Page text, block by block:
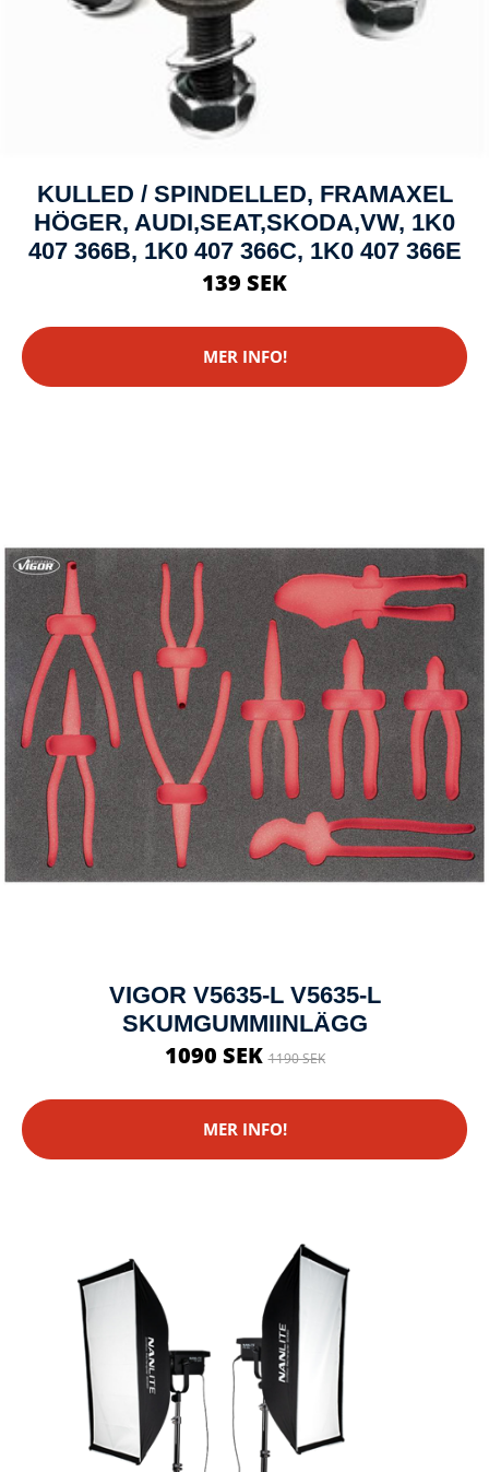
KULLED / SPINDELLED, FRAMAXEL
HÖGER, AUDI,SEAT,SKODA,VW, 1K0
407 366B, 1K0 407 366C, 1K0 407 366E
139 SEK
MER INFO!
VIGOR V5635-L V5635-L
SKUMGUMMIINLÄGG
1090 SEK1190 SEK
MER INFO!